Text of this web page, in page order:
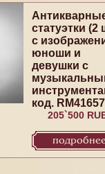
статуэтки (2
с
юноши и
девушки с
код.
205`500